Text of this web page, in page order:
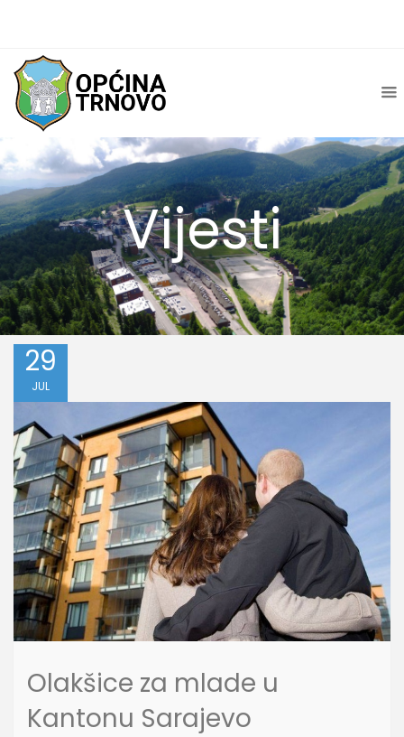
Vijesti
29
JUL
Olakšice za mlade u
Kantonu Sarajevo